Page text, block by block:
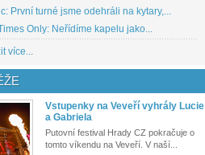
První turné jsme odehráli na kytary,...
Only: Neřídíme kapelu jako...
více...
Vstupenky na Veveří vyhrály Lucie
a Gabriela
Putovní festival Hrady CZ pokračuje o
tomto víkendu na Veveří. V naší...